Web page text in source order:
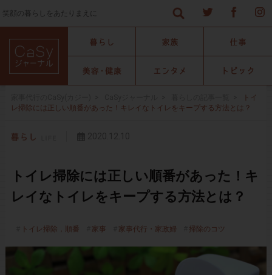
笑顔の暮らしをあたりまえに
トイ
レ掃除には正しい順番があった！キレイなトイレをキープする方法とは？
トイレ掃除には正しい順番があった！キ
レイなトイレをキープする方法とは？
トイレ掃除，順番 家事 家事代行・家政婦 掃除のコツ